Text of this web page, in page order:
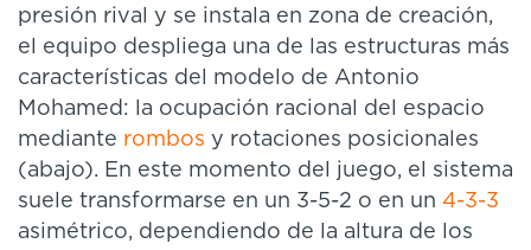
presión rival y se instala en zona de creación,
el equipo despliega una de las estructuras más
características del modelo de Antonio
Mohamed: la ocupación racional del espacio
mediante rombos y rotaciones posicionales
(abajo). En este momento del juego, el sistema
suele transformarse en un 3-5-2 o en un 4-3-3
asimétrico, dependiendo de la altura de los